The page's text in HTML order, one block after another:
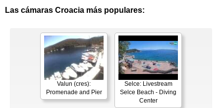
Las cámaras Croacia más populares:
Valun (cres):
Promenade and Pier
Selce: Livestream
Selce Beach - Diving
Center